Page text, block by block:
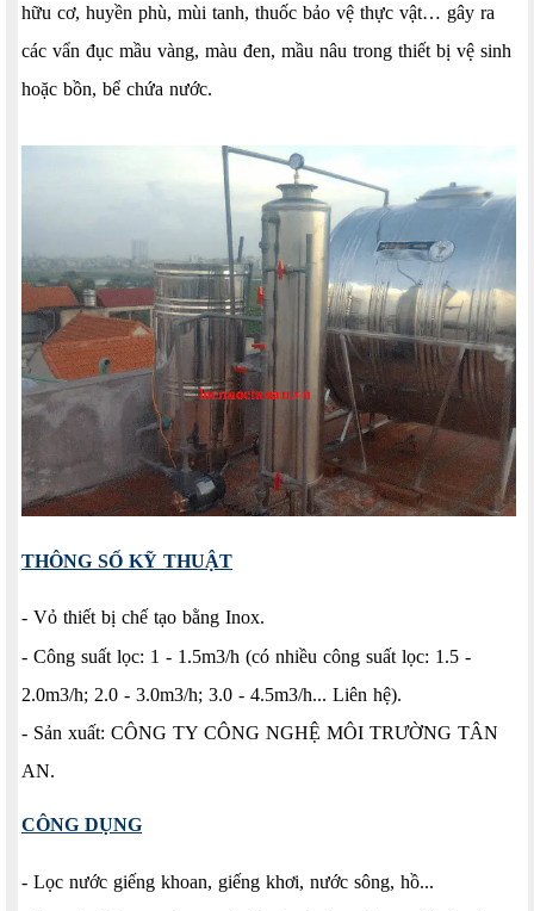
hữu cơ, huyền phù, mùi tanh, thuốc bảo vệ thực vật… gây ra
các vẩn đục mầu vàng, màu đen, mầu nâu trong thiết bị vệ sinh
hoặc bồn, bể chứa nước.
THÔNG SỐ KỸ THUẬT
- Vỏ thiết bị chế tạo bằng Inox.
- Công suất lọc: 1 - 1.5m3/h (có nhiều công suất lọc: 1.5 -
2.0m3/h; 2.0 - 3.0m3/h; 3.0 - 4.5m3/h... Liên hệ).
- Sản xuất: CÔNG TY CÔNG NGHỆ MÔI TRƯỜNG TÂN
AN.
CÔNG DỤNG
- Lọc nước giếng khoan, giếng khơi, nước sông, hồ...